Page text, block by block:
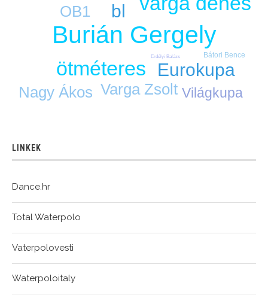
Burián Gergely
ötméteres
bl
Eurokupa
Nagy Ákos
OB1
Varga Zsolt Világkupa
Bátori Bence
Erdélyi Balázs
LINKEK
Dance.hr
Total Waterpolo
Vaterpolovesti
Waterpoloitaly